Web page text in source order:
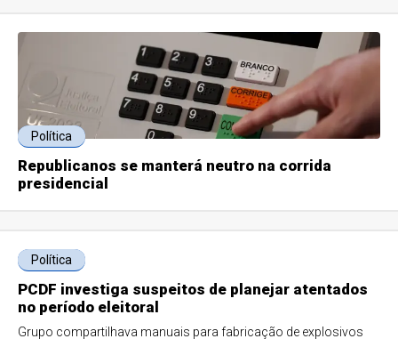
Política
Republicanos se manterá neutro na corrida
presidencial
Política
PCDF investiga suspeitos de planejar atentados
no período eleitoral
Grupo compartilhava manuais para fabricação de explosivos